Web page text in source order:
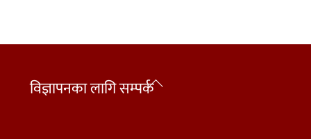
Back
विज्ञापनका लागि सम्पर्क